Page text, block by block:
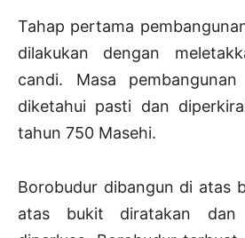
Tahap pertama
dilakukan dengan
candi. Masa
diketahui pasti dan
tahun 750 Masehi.
Borobudur dibangun di atas
atas bukit diratakan dan